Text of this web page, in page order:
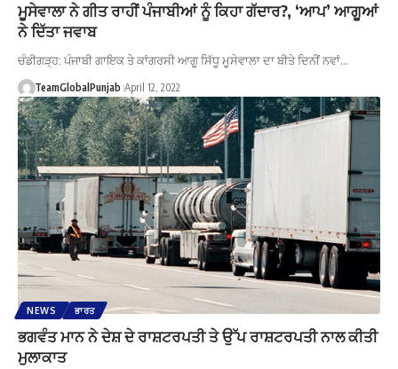
ਮੂਸੇਵਾਲਾ ਨੇ ਗੀਤ ਰਾਹੀਂ ਪੰਜਾਬੀਆਂ ਨੂੰ ਕਿਹਾ ਗੱਦਾਰ?, ‘ਆਪ’ ਆਗੂਆਂ
ਨੇ ਦਿੱਤਾ ਜਵਾਬ
ਚੰਡੀਗੜ੍ਹ: ਪੰਜਾਬੀ ਗਾਇਕ ਤੇ ਕਾਂਗਰਸੀ ਆਗੂ ਸਿੱਧੂ ਮੂਸੇਵਾਲਾ ਦਾ ਬੀਤੇ ਦਿਨੀਂ ਨਵਾਂ…
TeamGlobalPunjab April 12, 2022
NEWS ਭਾਰਤ
ਭਗਵੰਤ ਮਾਨ ਨੇ ਦੇਸ਼ ਦੇ ਰਾਸ਼ਟਰਪਤੀ ਤੇ ਉੱਪ ਰਾਸ਼ਟਰਪਤੀ ਨਾਲ ਕੀਤੀ
ਮੁਲਾਕਾਤ